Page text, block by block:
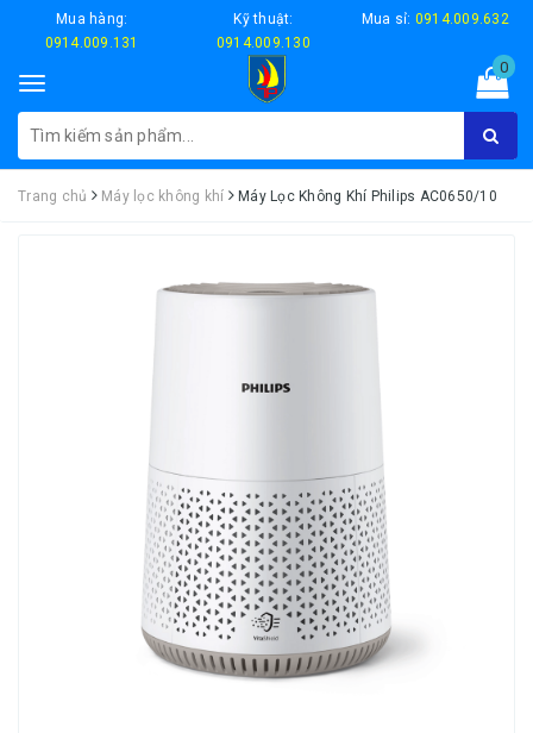
Mua hàng:
0914.009.131
Kỹ thuật:
0914.009.130
Mua sỉ: 0914.009.632
Toggle
navigation
0
Trang chủ Máy lọc không khí Máy Lọc Không Khí Philips AC0650/10